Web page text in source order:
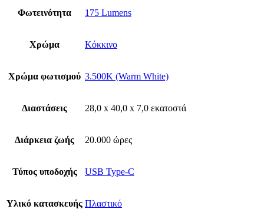
Φωτεινότητα 175 Lumens
Χρώμα Κόκκινο
Χρώμα φωτισμού 3.500K (Warm White)
Διαστάσεις 28,0 x 40,0 x 7,0 εκατοστά
Διάρκεια ζωής 20.000 ώρες
Τύπος υποδοχής USB Type-C
Υλικό κατασκευής Πλαστικό